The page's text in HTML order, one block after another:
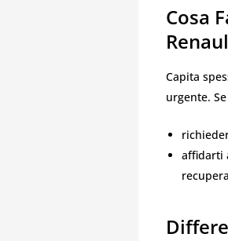
Cosa
Capita
urgente.
affidarti